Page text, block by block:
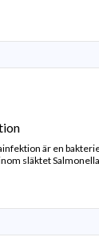
är en
släktet